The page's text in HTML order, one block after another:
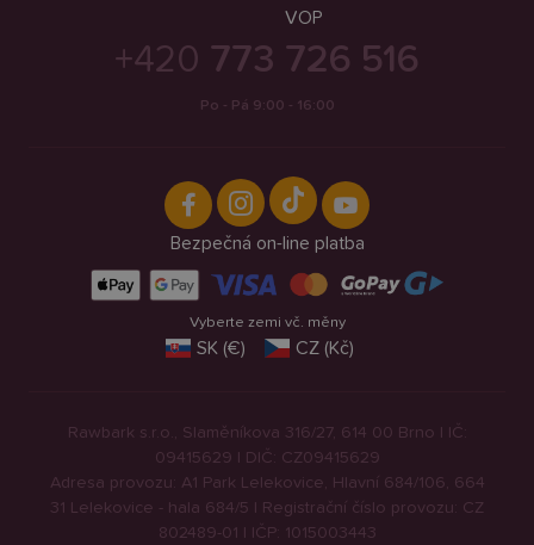
VOP
+420 773 726 516
Po - Pá 9:00 - 16:00
Bezpečná on-line platba
Vyberte zemi vč. měny
SK (€) CZ (Kč)
Rawbark s.r.o., Slaměníkova 316/27, 614 00 Brno | IČ:
09415629 | DIČ: CZ09415629
Adresa provozu: A1 Park Lelekovice, Hlavní 684/106, 664
31 Lelekovice - hala 684/5 | Registrační číslo provozu: CZ
802489-01 | IČP: 1015003443